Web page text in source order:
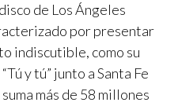
de Los Ángeles
por presentar
indiscutible, como su
y tú” junto a Santa Fe
más de 58 millones